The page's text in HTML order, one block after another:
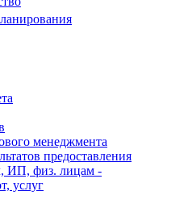
менеджмента
предоставления
ИП, физ. лицам -
услуг